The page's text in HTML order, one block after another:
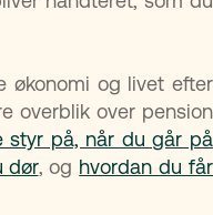
økonomi og livet efter
overblik over pension
styr på, når du går på
dør, og hvordan du får